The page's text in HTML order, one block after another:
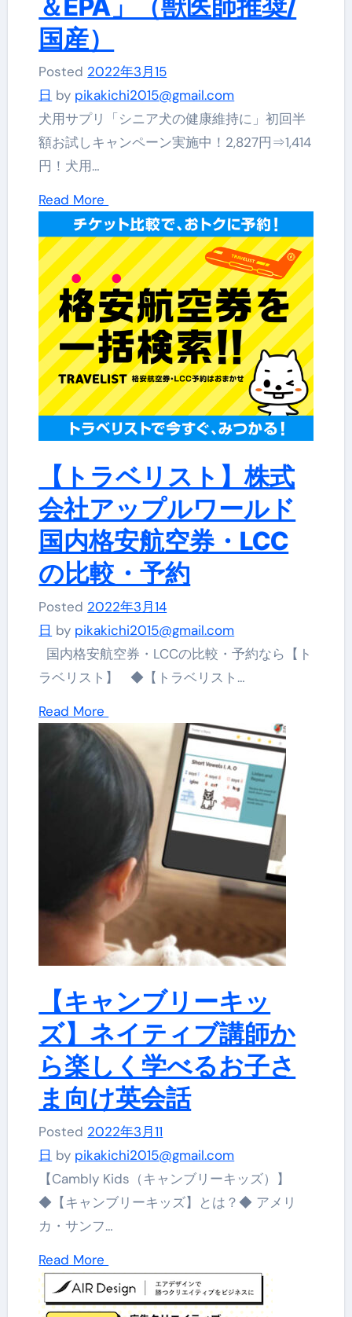
＆EPA」（獣医師推奨/
国産）
Posted 2022年3月15
日 by pikakichi2015@gmail.com
犬用サプリ「シニア犬の健康維持に」初回半
額お試しキャンペーン実施中！2,827円⇒1,414
円！犬用…
Read More
【トラベリスト】株式
会社アップルワールド
国内格安航空券・LCC
の比較・予約
Posted 2022年3月14
日 by pikakichi2015@gmail.com
国内格安航空券・LCCの比較・予約なら【ト
ラベリスト】 ◆【トラベリスト…
Read More
【キャンブリーキッ
ズ】ネイティブ講師か
ら楽しく学べるお子さ
ま向け英会話
Posted 2022年3月11
日 by pikakichi2015@gmail.com
【Cambly Kids（キャンブリーキッズ）】
◆【キャンブリーキッズ】とは？◆ アメリ
カ・サンフ…
Read More